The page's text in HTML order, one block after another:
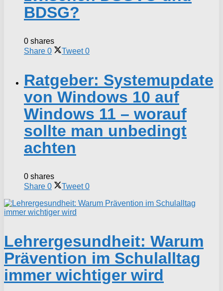
BDSG?
0 shares
Share 0 Tweet 0
Ratgeber: Systemupdate
von Windows 10 auf
Windows 11 – worauf
sollte man unbedingt
achten
0 shares
Share 0 Tweet 0
Lehrergesundheit: Warum
Prävention im Schulalltag
immer wichtiger wird